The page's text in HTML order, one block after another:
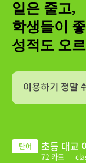
일은 줄고,
학생들이
성적도 오
초등 대교
72 카드 |